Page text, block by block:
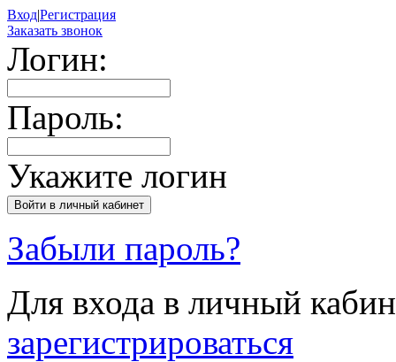
Вход|Регистрация
Заказать звонок
Логин:
Пароль:
Укажите логин
Забыли пароль?
Для входа в личный
зарегистрироваться